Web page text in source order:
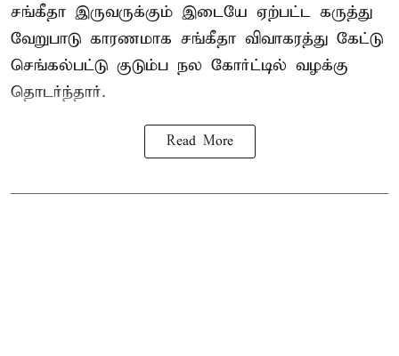
சங்கீதா இருவருக்கும் இடையே ஏற்பட்ட கருத்து
வேறுபாடு காரணமாக சங்கீதா விவாகரத்து கேட்டு
செங்கல்பட்டு குடும்ப நல கோர்ட்டில் வழக்கு
தொடர்ந்தார்.
Read More